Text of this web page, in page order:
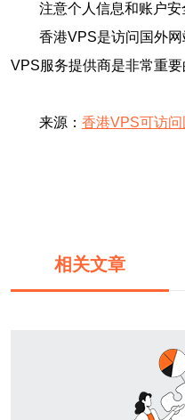
注意个人信息和账户安
香港VPS是访问国外
VPS服务提供商是非常重要
来源： 香港VPS可访
相关文章